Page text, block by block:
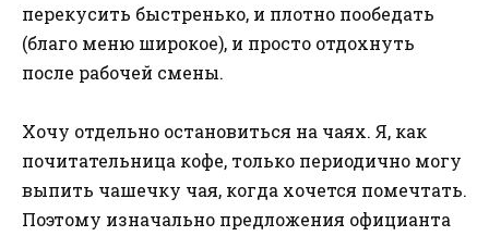
перекусить быстренько, и плотно пообедать
(благо меню широкое), и просто отдохнуть
после рабочей смены.
Хочу отдельно остановиться на чаях. Я, как
почитательница кофе, только периодично могу
выпить чашечку чая, когда хочется помечтать.
Поэтому изначально предложения официанта